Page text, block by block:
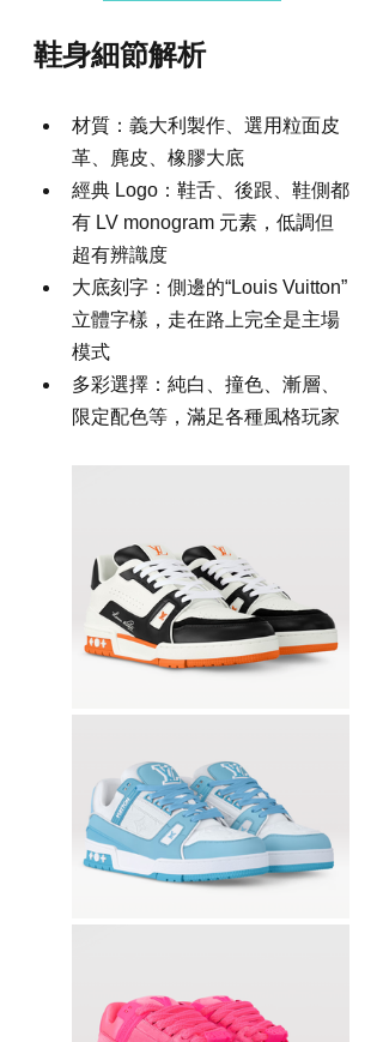
鞋身細節解析
材質：義大利製作、選用粒面皮
革、麂皮、橡膠大底
經典 Logo：鞋舌、後跟、鞋側都
有 LV monogram 元素，低調但
超有辨識度
大底刻字：側邊的“Louis Vuitton”
立體字樣，走在路上完全是主場
模式
多彩選擇：純白、撞色、漸層、
限定配色等，滿足各種風格玩家